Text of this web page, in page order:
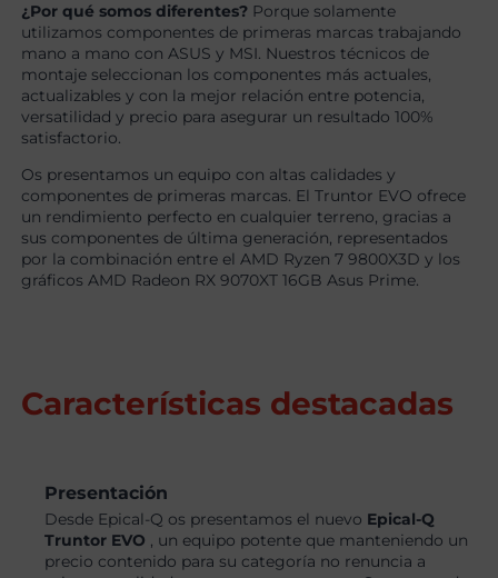
¿Por qué somos diferentes? Porque solamente
utilizamos componentes de primeras marcas trabajando
mano a mano con ASUS y MSI. Nuestros técnicos de
montaje seleccionan los componentes más actuales,
actualizables y con la mejor relación entre potencia,
versatilidad y precio para asegurar un resultado 100%
satisfactorio.
Os presentamos un equipo con altas calidades y
componentes de primeras marcas. El Truntor EVO ofrece
un rendimiento perfecto en cualquier terreno, gracias a
sus componentes de última generación, representados
por la combinación entre el AMD Ryzen 7 9800X3D y los
gráficos AMD Radeon RX 9070XT 16GB Asus Prime.
Características destacadas
Presentación
Desde Epical-Q os presentamos el nuevo Epical-Q
Truntor EVO , un equipo potente que manteniendo un
precio contenido para su categoría no renuncia a